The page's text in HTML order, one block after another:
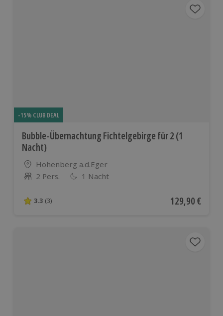
-15% CLUB DEAL
Bubble-Übernachtung Fichtelgebirge für 2 (1
Nacht)
Standort
Hohenberg a.d.Eger
Anzahl der Teilnehmer
2 Pers. 1 Nacht
3.3 von 5 Sternen basierend auf 3 Bewertungen
3.3 (3) Aktueller Preis
129,90 €